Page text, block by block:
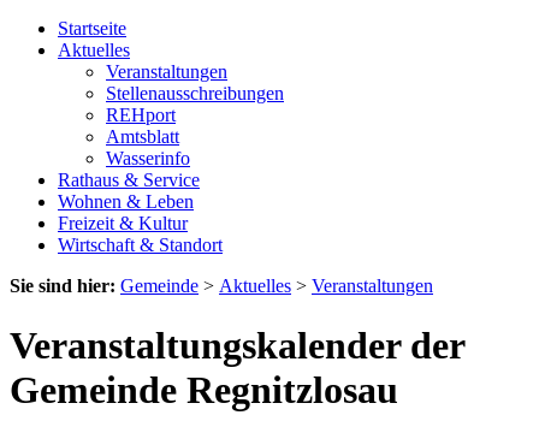
Startseite
Aktuelles
Veranstaltungen
Stellenausschreibungen
REHport
Amtsblatt
Wasserinfo
Rathaus & Service
Wohnen & Leben
Freizeit & Kultur
Wirtschaft & Standort
Sie sind hier: Gemeinde > Aktuelles > Veranstaltungen
Veranstaltungskalender der
Gemeinde Regnitzlosau